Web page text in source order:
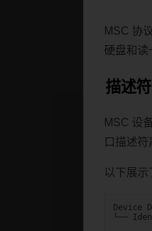
MSC 协
硬盘和读
描述
MSC 设
口描述
以下展
Device
└──